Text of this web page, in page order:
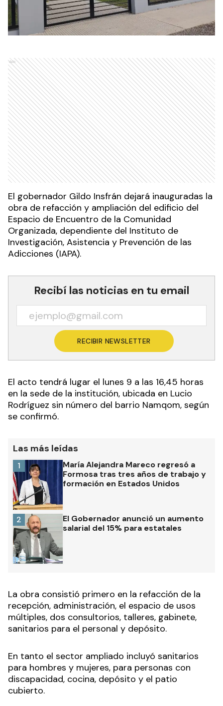
Ads
El gobernador Gildo Insfrán dejará inauguradas la
obra de refacción y ampliación del edificio del
Espacio de Encuentro de la Comunidad
Organizada, dependiente del Instituto de
Investigación, Asistencia y Prevención de las
Adicciones (IAPA).
Recibí las noticias en tu email
RECIBIR NEWSLETTER
El acto tendrá lugar el lunes 9 a las 16,45 horas
en la sede de la institución, ubicada en Lucio
Rodríguez sin número del barrio Namqom, según
se confirmó.
Las más leídas
María Alejandra Mareco regresó a
Formosa tras tres años de trabajo y
formación en Estados Unidos
1
El Gobernador anunció un aumento
salarial del 15% para estatales
2
La obra consistió primero en la refacción de la
recepción, administración, el espacio de usos
múltiples, dos consultorios, talleres, gabinete,
sanitarios para el personal y depósito.
En tanto el sector ampliado incluyó sanitarios
para hombres y mujeres, para personas con
discapacidad, cocina, depósito y el patio
cubierto.